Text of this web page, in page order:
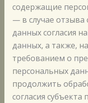
содержащие
— в случае отзыва
данных согласия
данных, а также,
требованием о
персональных
продолжить
согласия